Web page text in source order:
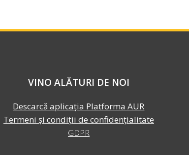
VINO ALĂTURI DE NOI
Descarcă aplicația Platforma AUR
Termeni și condiții de confidențialitate
GDPR